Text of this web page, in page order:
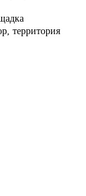
территория